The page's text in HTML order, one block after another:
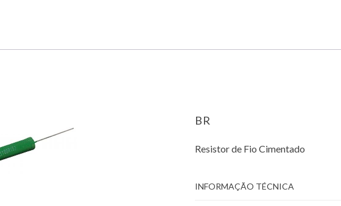
BR
Resistor de Fio Cimentado
INFORMAÇÃO TÉCNICA